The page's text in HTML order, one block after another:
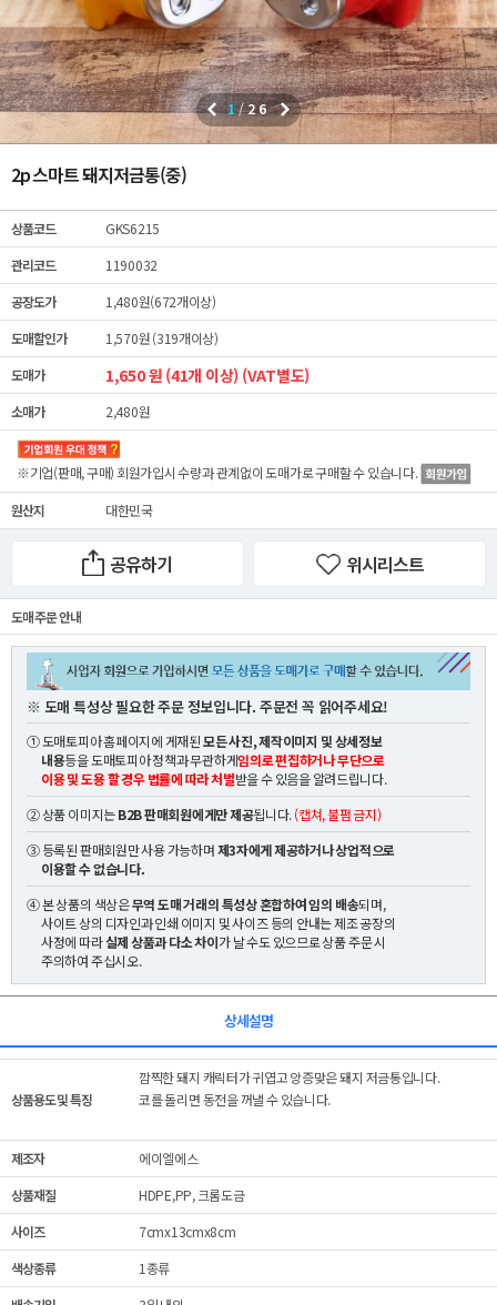
1/26
2p 스마트 돼지저금통(중)
상품코드
GKS6215
관리코드
1190032
공장도가
1,480원(672개이상)
도매할인가
1,570원 (319개이상)
도매가
1,650 원 (41개 이상) (VAT별도)
소매가 2,480원
※기업(판매, 구매) 회원가입시 수량과 관계없이도매가로 구매할 수 있습니다.
원산지 대한민국
공유하기 위시리스트
도매 주문 안내
※ 도매 특성상 필요한 주문 정보입니다. 주문전 꼭 읽어주세요!
① 도매토피아 홈페이지에 게재된모든 사진, 제작이미지 및 상세정보
내용등을 도매토피아 정책과 무관하게임의로 편집하거나 무단으로
이용 및 도용 할 경우 법률에 따라 처벌받을 수 있음을 알려드립니다.
② 상품 이미지는B2B 판매회원에게만 제공됩니다.(캡쳐, 불펌 금지)
③ 등록된 판매회원만 사용 가능하며제3자에게 제공하거나 상업적으로
이용할 수 없습니다.
④ 본 상품의 색상은무역 도매 거래의 특성상 혼합하여 임의 배송되며,
사이트 상의 디자인과 인쇄 이미지 및 사이즈 등의 안내는 제조 공장의
사정에 따라실제 상품과 다소 차이가 날 수도 있으므로 상품 주문 시
주의하여 주십시오.
상세설명
상품용도 및 특징
깜찍한 돼지 캐릭터가 귀엽고 앙증맞은 돼지 저금통입니다.
코를 돌리면 동전을 꺼낼 수 있습니다.
제조자
에이엘에스
상품재질
HDPE,PP, 크롬도금
사이즈
7cmx13cmx8cm
색상종류
1종류